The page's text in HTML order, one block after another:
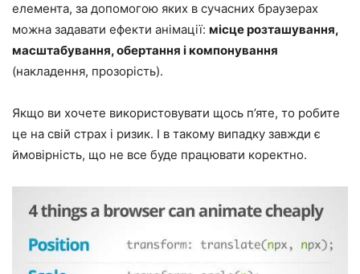
елемента, за допомогою яких в сучасних браузерах
можна задавати ефекти анімації: місце розташування,
масштабування, обертання і компонування
(накладення, прозорість).
Якщо ви хочете використовувати щось п’яте, то робите
це на свій страх і ризик. І в такому випадку завжди є
ймовірність, що не все буде працювати коректно.